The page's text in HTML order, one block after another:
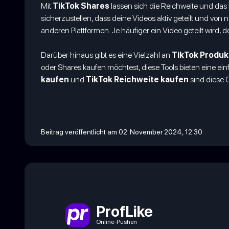
Mit TikTok Shares lassen sich die Reichweite und
sicherzustellen, dass deine Videos aktiv geteilt und
anderen Plattformen. Je häufiger ein Video geteilt wird,
Darüber hinaus gibt es eine Vielzahl an TikTok
oder Shares kaufen möchtest, diese Tools bieten eine
kaufen und TikTok Reichweite kaufen sind diese
Beitrag veröffentlicht am 02. November 2024, 12:30
ProfLike
Online-Pushen